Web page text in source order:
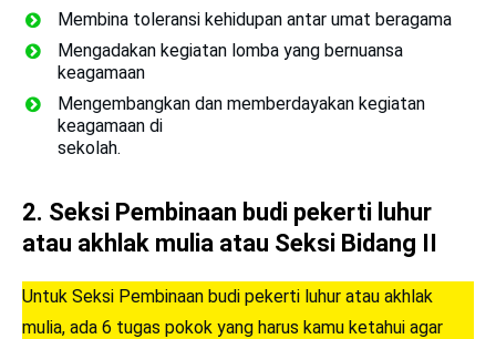
Membina toleransi kehidupan antar umat beragama
Mengadakan kegiatan lomba yang bernuansa
keagamaan
Mengembangkan dan memberdayakan kegiatan
keagamaan di
sekolah.
2. Seksi Pembinaan budi pekerti luhur
atau akhlak mulia atau Seksi Bidang II
Untuk Seksi Pembinaan budi pekerti luhur atau akhlak
mulia, ada 6 tugas pokok yang harus kamu ketahui agar